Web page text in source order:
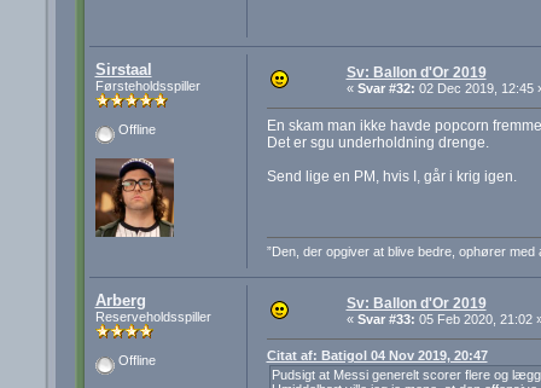
Sirstaal
Førsteholdsspiller
Offline
Sv: Ballon d'Or 2019
« Svar #32: 02 Dec 2019, 12:45
En skam man ikke havde popcorn
Det er sgu underholdning drenge.
Send lige en PM, hvis I, går i krig igen.
”Den, der opgiver at blive bedre, ophører med
Arberg
Reserveholdsspiller
Offline
Sv: Ballon d'Or 2019
« Svar #33: 05 Feb 2020, 21:02
Citat af: Batigol 04 Nov 2019, 20:47
Pudsigt at Messi generelt scorer flere og